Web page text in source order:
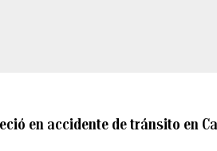
en accidente de tránsito en